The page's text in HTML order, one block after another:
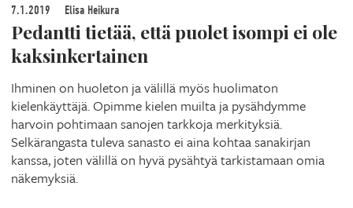
7.1.2019 Elisa Heikura
Pedantti tietää, että puolet isompi ei ole
kaksinkertainen
Ihminen on huoleton ja välillä myös huolimaton
kielenkäyttäjä. Opimme kielen muilta ja pysähdymme
harvoin pohtimaan sanojen tarkkoja merkityksiä.
Selkärangasta tuleva sanasto ei aina kohtaa sanakirjan
kanssa, joten välillä on hyvä pysähtyä tarkistamaan omia
näkemyksiä.